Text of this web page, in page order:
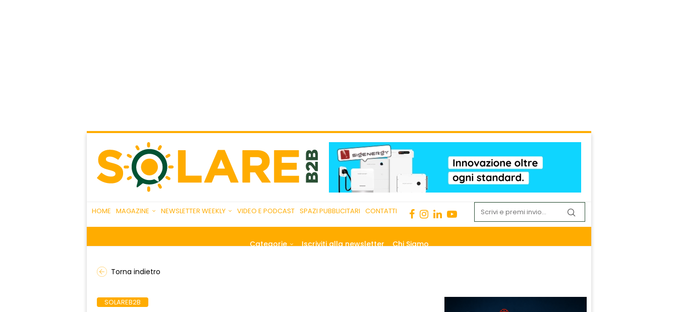
HOME MAGAZINE NEWSLETTER WEEKLY VIDEO E PODCAST SPAZI PUBBLICITARI CONTATTI
Categorie Iscriviti alla newsletter Chi Siamo
Torna indietro
SOLAREB2B